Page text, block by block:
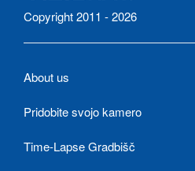
Copyright 2011 - 2026
About us
Pridobite svojo kamero
Time-Lapse Gradbišč